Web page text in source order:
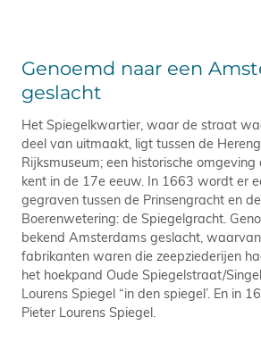
Genoemd naar een
geslacht
Het Spiegelkwartier, waar de straat
deel van uitmaakt, ligt tussen de
Rijksmuseum; een historische
kent in de 17e eeuw. In 1663 wordt er
gegraven tussen de Prinsengracht en
Boerenwetering: de Spiegelgracht.
bekend Amsterdams geslacht,
fabrikanten waren die zeepziederijen
het hoekpand Oude Spiegelstraat/
Lourens Spiegel “in den spiegel’. En in
Pieter Lourens Spiegel.